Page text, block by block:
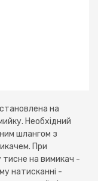
на
Необхідний
шлангом з
При
тисне на вимикач -
натисканні -